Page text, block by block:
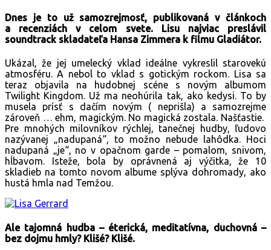
Dnes je to už samozrejmosť, publikovaná v článkoch
a recenziách v celom svete. Lisu najviac preslávil
soundtrack skladateľa Hansa Zimmera k filmu Gladiátor.
Ukázal, že jej umelecký vklad ideálne vykreslil starovekú
atmosféru. A nebol to vklad s gotickým rockom. Lisa sa
teraz objavila na hudobnej scéne s novým albumom
Twilight Kingdom. Už ma neohúrila tak, ako kedysi. To by
musela prísť s dačím novým ( neprišla) a samozrejme
zároveň … ehm, magickým. No magická zostala. Našťastie.
Pre mnohých milovníkov rýchlej, tanečnej hudby, ľudovo
nazývanej „nadupaná“, to možno nebude lahôdka. Hoci
nadupaná „je“, no v opačnom garde – pomalom, snivom,
hĺbavom. Isteže, bola by oprávnená aj výčitka, že 10
skladieb na tomto novom albume splýva dohromady, ako
hustá hmla nad Temžou.
Ale tajomná hudba – éterická, meditatívna, duchovná –
bez dojmu hmly? Klišé? Klišé.